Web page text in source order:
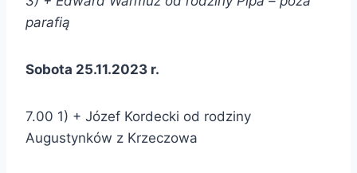
parafią
Sobota 25.11.2023 r.
7.00 1) + Józef Kordecki od rodziny
Augustynków z Krzeczowa